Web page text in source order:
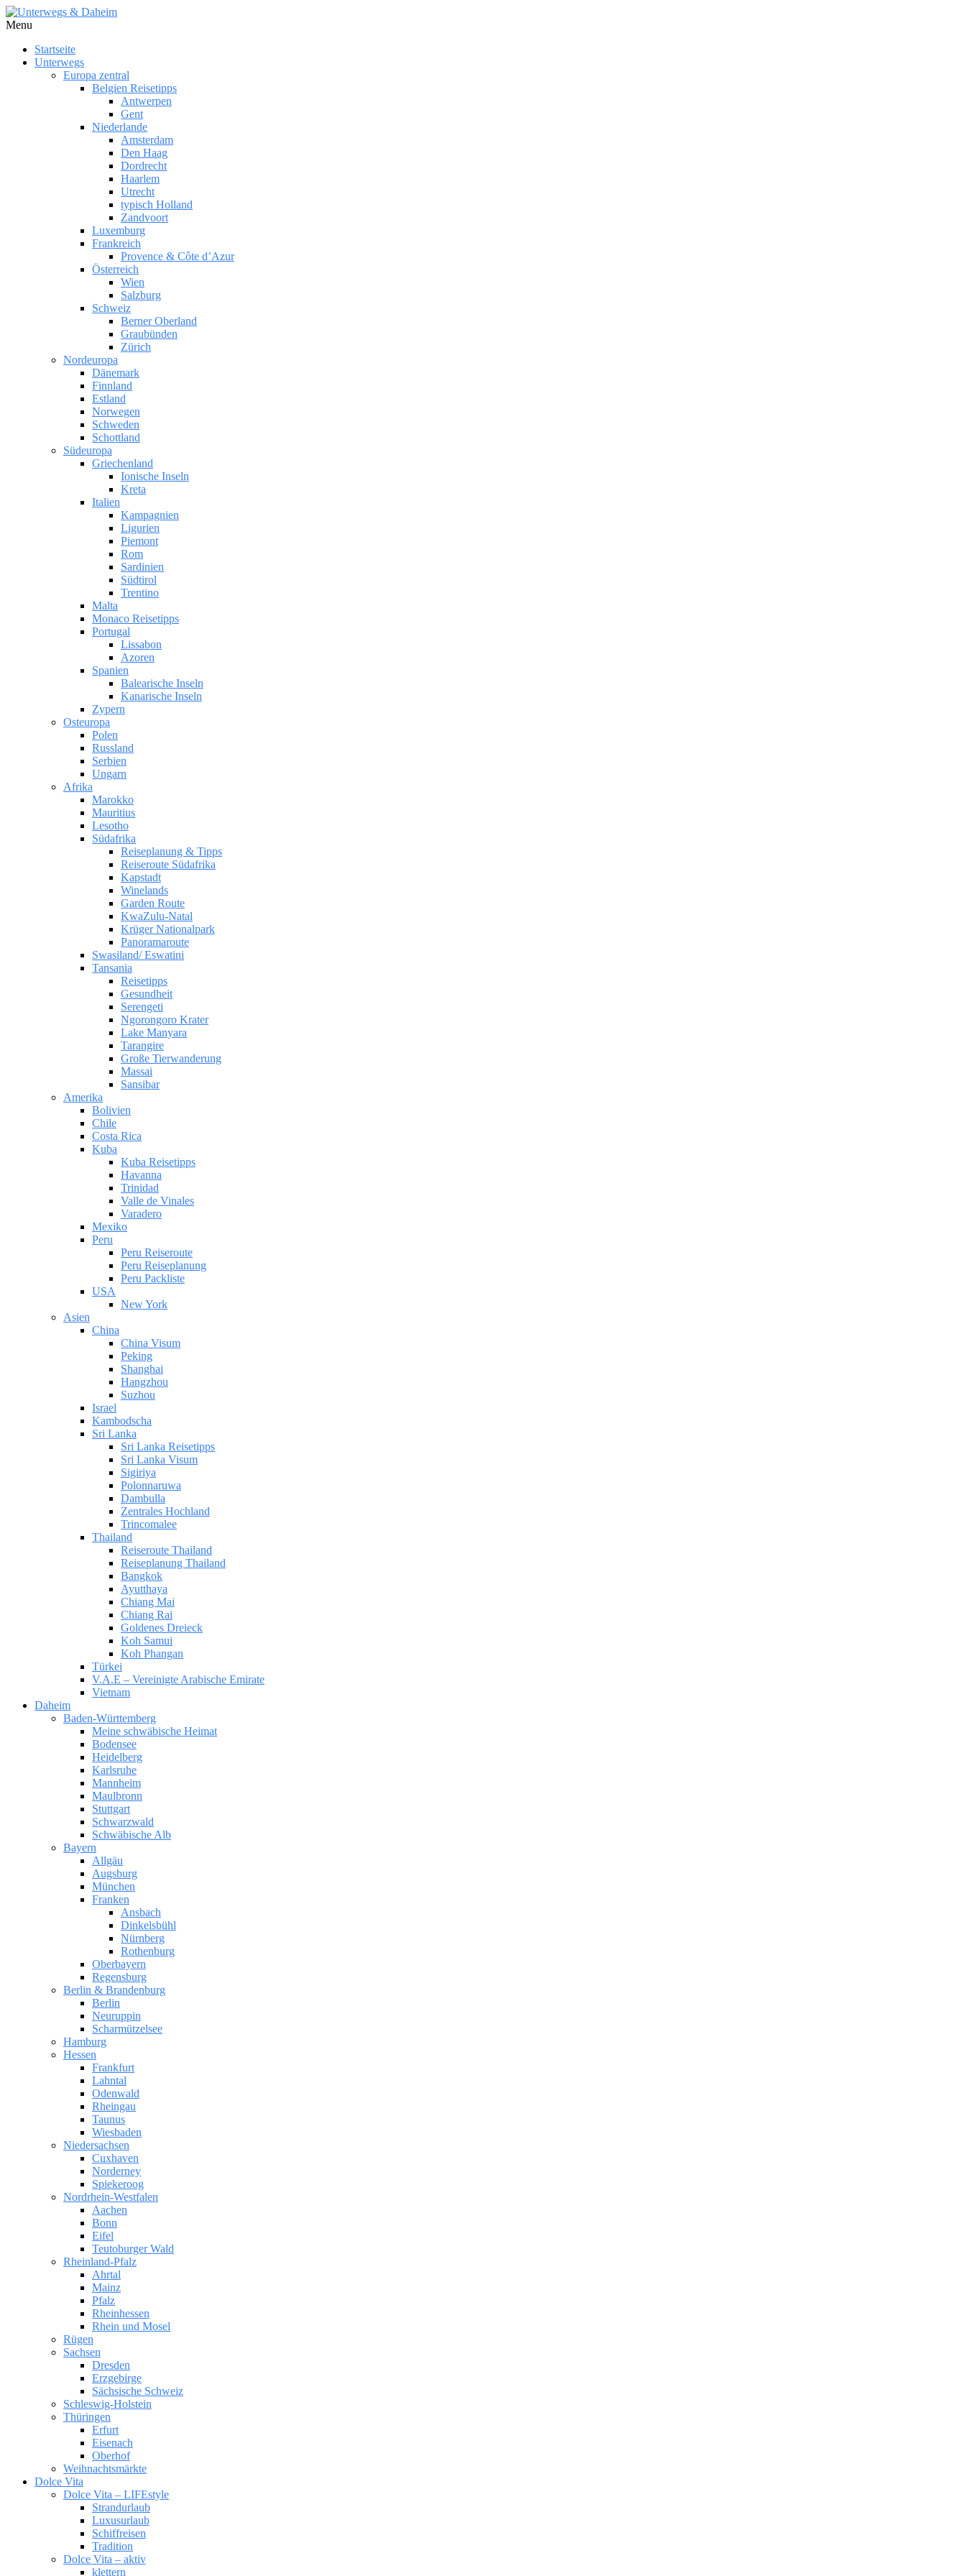
Menu
Startseite
Unterwegs
Europa zentral
Belgien Reisetipps
Antwerpen
Gent
Niederlande
Amsterdam
Den Haag
Dordrecht
Haarlem
Utrecht
typisch Holland
Zandvoort
Luxemburg
Frankreich
Provence & Côte d’Azur
Österreich
Wien
Salzburg
Schweiz
Berner Oberland
Graubünden
Zürich
Nordeuropa
Dänemark
Finnland
Estland
Norwegen
Schweden
Schottland
Südeuropa
Griechenland
Ionische Inseln
Kreta
Italien
Kampagnien
Ligurien
Piemont
Rom
Sardinien
Südtirol
Trentino
Malta
Monaco Reisetipps
Portugal
Lissabon
Azoren
Spanien
Balearische Inseln
Kanarische Inseln
Zypern
Osteuropa
Polen
Russland
Serbien
Ungarn
Afrika
Marokko
Mauritius
Lesotho
Südafrika
Reiseplanung & Tipps
Reiseroute Südafrika
Kapstadt
Winelands
Garden Route
KwaZulu-Natal
Krüger Nationalpark
Panoramaroute
Swasiland/ Eswatini
Tansania
Reisetipps
Gesundheit
Serengeti
Ngorongoro Krater
Lake Manyara
Tarangire
Große Tierwanderung
Massai
Sansibar
Amerika
Bolivien
Chile
Costa Rica
Kuba
Kuba Reisetipps
Havanna
Trinidad
Valle de Vinales
Varadero
Mexiko
Peru
Peru Reiseroute
Peru Reiseplanung
Peru Packliste
USA
New York
Asien
China
China Visum
Peking
Shanghai
Hangzhou
Suzhou
Israel
Kambodscha
Sri Lanka
Sri Lanka Reisetipps
Sri Lanka Visum
Sigiriya
Polonnaruwa
Dambulla
Zentrales Hochland
Trincomalee
Thailand
Reiseroute Thailand
Reiseplanung Thailand
Bangkok
Ayutthaya
Chiang Mai
Chiang Rai
Goldenes Dreieck
Koh Samui
Koh Phangan
Türkei
V.A.E – Vereinigte Arabische Emirate
Vietnam
Daheim
Baden-Württemberg
Meine schwäbische Heimat
Bodensee
Heidelberg
Karlsruhe
Mannheim
Maulbronn
Stuttgart
Schwarzwald
Schwäbische Alb
Bayern
Allgäu
Augsburg
München
Franken
Ansbach
Dinkelsbühl
Nürnberg
Rothenburg
Oberbayern
Regensburg
Berlin & Brandenburg
Berlin
Neuruppin
Scharmützelsee
Hamburg
Hessen
Frankfurt
Lahntal
Odenwald
Rheingau
Taunus
Wiesbaden
Niedersachsen
Cuxhaven
Norderney
Spiekeroog
Nordrhein-Westfalen
Aachen
Bonn
Eifel
Teutoburger Wald
Rheinland-Pfalz
Ahrtal
Mainz
Pfalz
Rheinhessen
Rhein und Mosel
Rügen
Sachsen
Dresden
Erzgebirge
Sächsische Schweiz
Schleswig-Holstein
Thüringen
Erfurt
Eisenach
Oberhof
Weihnachtsmärkte
Dolce Vita
Dolce Vita – LIFEstyle
Strandurlaub
Luxusurlaub
Schiffreisen
Tradition
Dolce Vita – aktiv
klettern